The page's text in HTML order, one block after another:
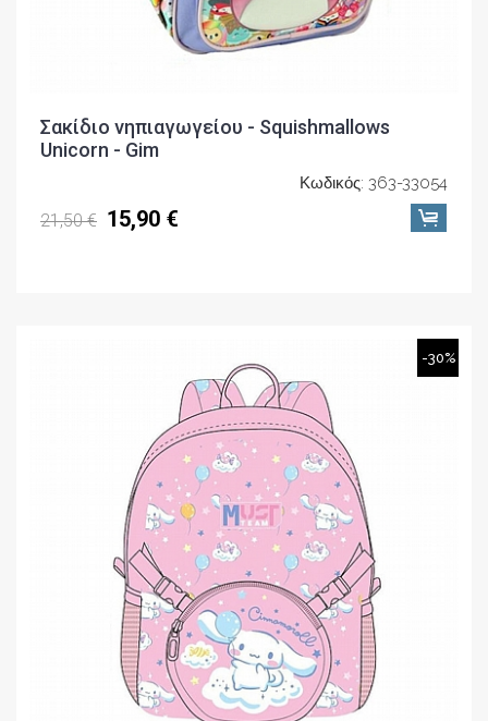
Σακίδιο νηπιαγωγείου - Squishmallows
Unicorn - Gim
Κωδικός: 363-33054
21,50 € 15,90 €
-30%